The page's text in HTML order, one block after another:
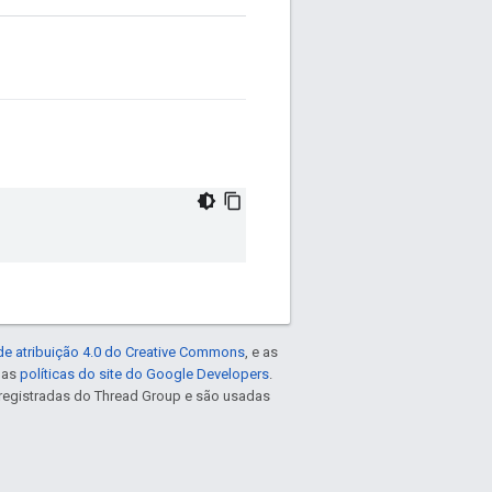
atribuição 4.0 do Creative Commons, e as
políticas do site do Google Developers.
do Thread Group e são usadas